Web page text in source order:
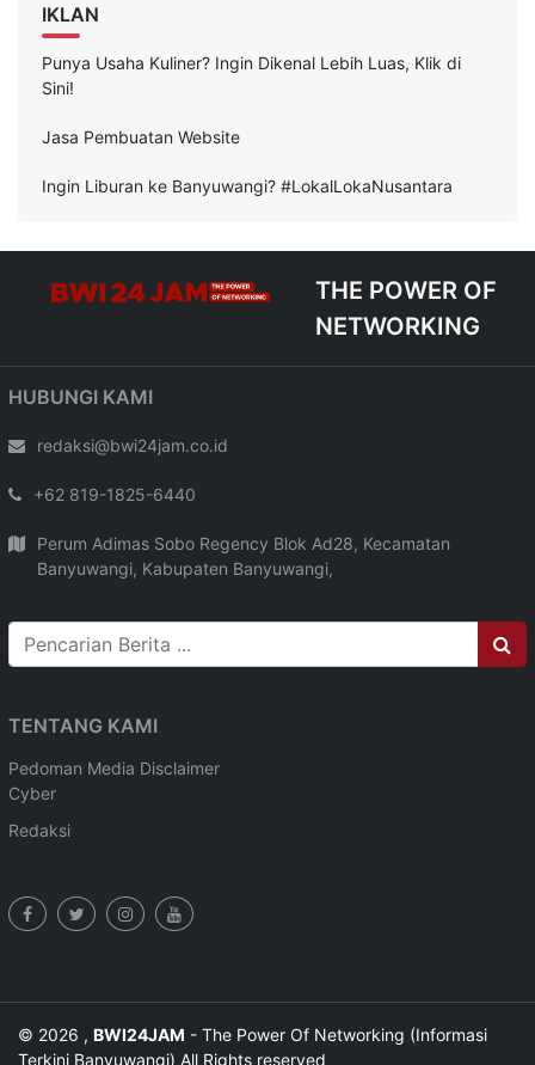
IKLAN
Punya Usaha Kuliner? Ingin Dikenal Lebih Luas, Klik di
Sini!
Jasa Pembuatan Website
Ingin Liburan ke Banyuwangi? #LokalLokaNusantara
THE POWER OF
NETWORKING
HUBUNGI KAMI
redaksi@bwi24jam.co.id
+62 819-1825-6440
Perum Adimas Sobo Regency Blok Ad28, Kecamatan
Banyuwangi, Kabupaten Banyuwangi,
TENTANG KAMI
Pedoman Media
Cyber
Disclaimer
Redaksi
© 2026 , BWI24JAM - The Power Of Networking (Informasi
Terkini Banyuwangi) All Rights reserved